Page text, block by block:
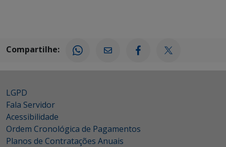
Compartilhe:
LGPD
Fala Servidor
Acessibilidade
Ordem Cronológica de Pagamentos
Planos de Contratações Anuais